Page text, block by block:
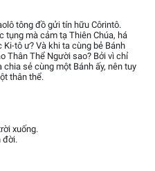
tông đồ gửi tín hữu Côrintô.
tụng mà cảm tạ Thiên Chúa, há
tô ư? Và khi ta cùng bẻ Bánh
Thân Thể Người sao? Bởi vì chỉ
sẻ cùng một Bánh ấy, nên tuy
thân thể.
xuống.
đời.